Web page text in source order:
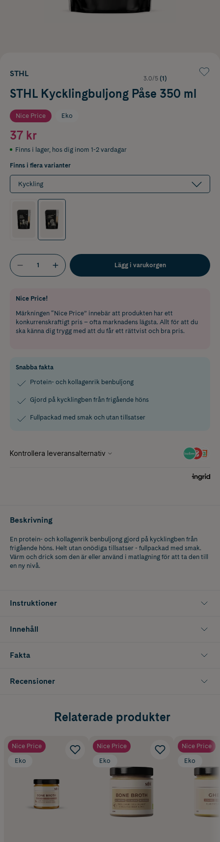
STHL
3.0/5 (1)
STHL Kycklingbuljong Påse 350 ml
Nice Price Eko
37 kr
Finns i lager, hos dig inom 1-2 vardagar
Finns i flera varianter
Kyckling
Lägg i varukorgen
Nice Price!
Märkningen “Nice Price” innebär att produkten har ett
konkurrenskraftigt pris – ofta marknadens lägsta. Allt för att du
ska känna dig trygg med att du får ett rättvist och bra pris.
Snabba fakta
Protein- och kollagenrik benbuljong
Gjord på kycklingben från frigående höns
Fullpackad med smak och utan tillsatser
Beskrivning
En protein- och kollagenrik benbuljong gjord på kycklingben från
frigående höns. Helt utan onödiga tillsatser - fullpackad med smak.
Värm och drick som den är eller använd i matlagning för att ta den till
en ny nivå.
Instruktioner
Innehåll
Fakta
Recensioner
Relaterade produkter
Nice Price
Eko
Nice Price
Eko
Nice Price
Eko